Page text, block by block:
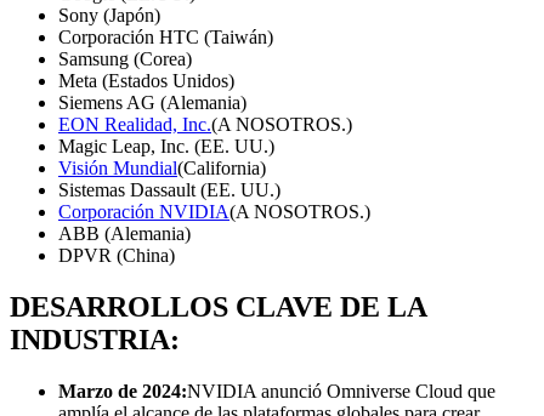
Sony (Japón)
Corporación HTC (Taiwán)
Samsung (Corea)
Meta (Estados Unidos)
Siemens AG (Alemania)
EON Realidad, Inc.(A NOSOTROS.)
Magic Leap, Inc. (EE. UU.)
Visión Mundial(California)
Sistemas Dassault (EE. UU.)
Corporación NVIDIA(A NOSOTROS.)
ABB (Alemania)
DPVR (China)
DESARROLLOS CLAVE DE LA
INDUSTRIA:
Marzo de 2024:NVIDIA anunció Omniverse Cloud que